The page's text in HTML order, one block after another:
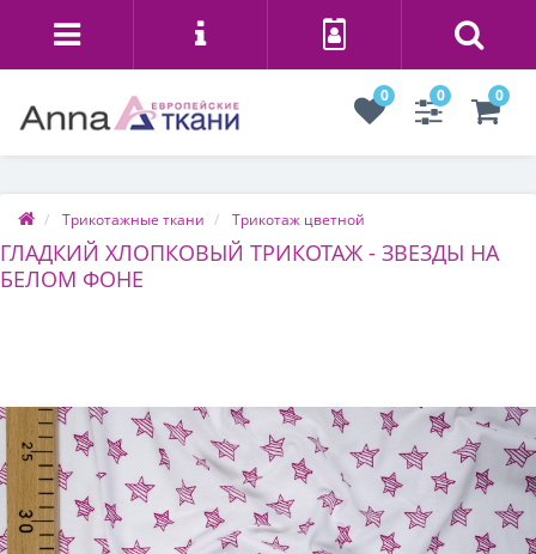
0 0 0
Трикотажные ткани Трикотаж цветной
ГЛАДКИЙ ХЛОПКОВЫЙ ТРИКОТАЖ - ЗВЕЗДЫ НА
БЕЛОМ ФОНЕ